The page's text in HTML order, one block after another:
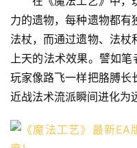
力的遗物，每种遗物都有
法杖，而通过遗物、法杖
上天的法术效果。譬如笔
玩家像路飞一样把胳膊长
近战法术流派瞬间进化为